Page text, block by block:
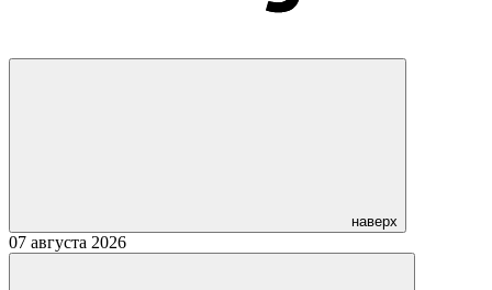
наверх
07 августа 2026